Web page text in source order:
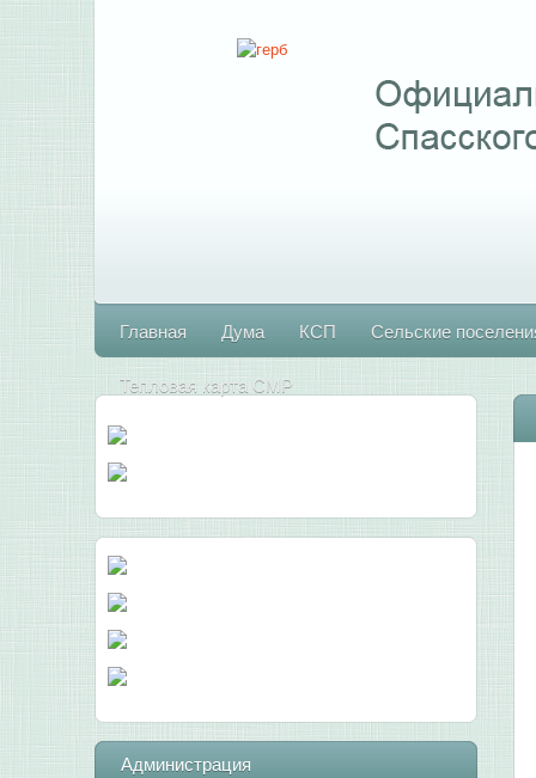
Главная Дума КСП Сельские
Тепловая карта СМР
Администрация